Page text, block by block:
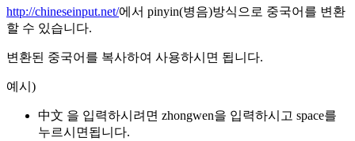
http://chineseinput.net/에서 pinyin(병음)방식으로 중국어를 변환
할 수 있습니다.
변환된 중국어를 복사하여 사용하시면 됩니다.
예시)
中文 을 입력하시려면 zhongwen을 입력하시고 space를
누르시면됩니다.